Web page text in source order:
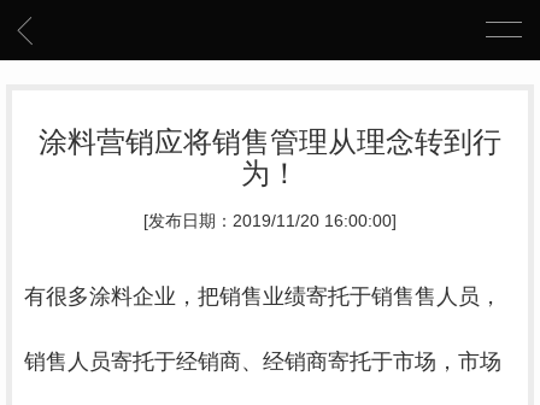
涂料营销应将销售管理从理念转到行
为！
[发布日期：2019/11/20 16:00:00]
有很多涂料企业，把销售业绩寄托于销售售人员，
销售人员寄托于经销商、经销商寄托于市场，市场